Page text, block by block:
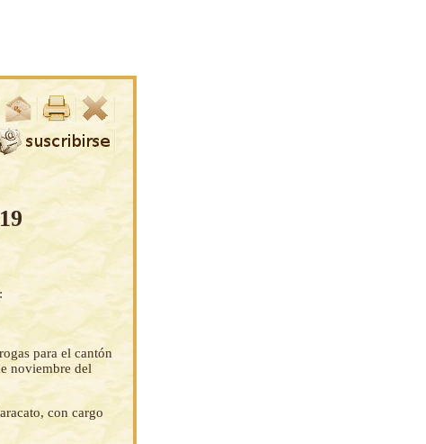
para el cantón
noviembre del
con cargo